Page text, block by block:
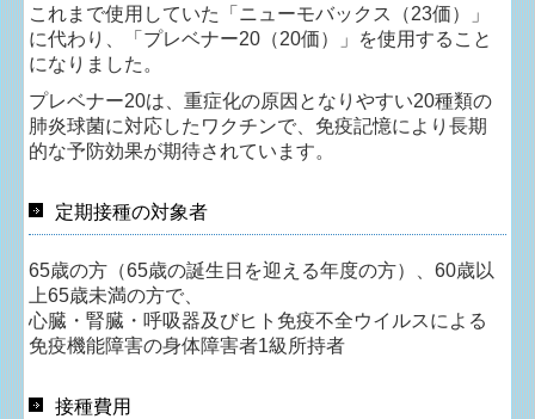
これまで使用していた「ニューモバックス（23価）」
に代わり、「プレベナー20（20価）」を使用すること
になりました。
プレベナー20は、重症化の原因となりやすい20種類の
肺炎球菌に対応したワクチンで、免疫記憶により長期
的な予防効果が期待されています。
定期接種の対象者
65歳の方（65歳の誕生日を迎える年度の方）、60歳以
上65歳未満の方で、
心臓・腎臓・呼吸器及びヒト免疫不全ウイルスによる
免疫機能障害の身体障害者1級所持者
接種費用